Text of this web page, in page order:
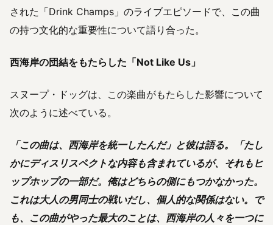
された「Drink Champs」のライブエピソードで、この曲
の持つ文化的な重要性について語り合った。
西海岸の団結をもたらした「Not Like Us」
スヌープ・ドッグは、この楽曲がもたらした影響について
次のように述べている。
「この曲は、西海岸を統一したんだ」と彼は語る。「たし
かにディスリスペクトな内容も含まれているが、それもヒ
ップホップの一部だ。俺はどちらの側にもつかなかった。
これは大人の男同士の戦いだし、個人的な関係はない。で
も、この曲がやった最大のことは、西海岸の人々を一つに